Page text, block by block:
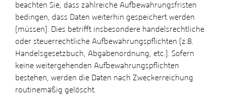
beachten Sie, dass zahlreiche Aufbewahrungsfristen
bedingen, dass Daten weiterhin gespeichert werden
(müssen). Dies betrifft insbesondere handelsrechtliche
oder steuerrechtliche Aufbewahrungspflichten (z.B.
Handelsgesetzbuch, Abgabenordnung, etc.). Sofern
keine weitergehenden Aufbewahrungspflichten
bestehen, werden die Daten nach Zweckerreichung
routinemäßig gelöscht.